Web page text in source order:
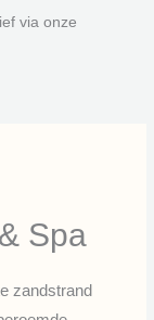
via onze
Spa
zandstrand